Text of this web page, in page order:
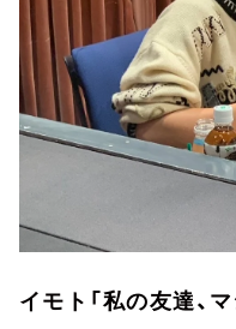
イモト「私の友達、